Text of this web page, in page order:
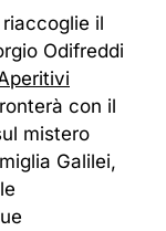
riaccoglie il
Odifreddi
con il
mistero
Galilei,